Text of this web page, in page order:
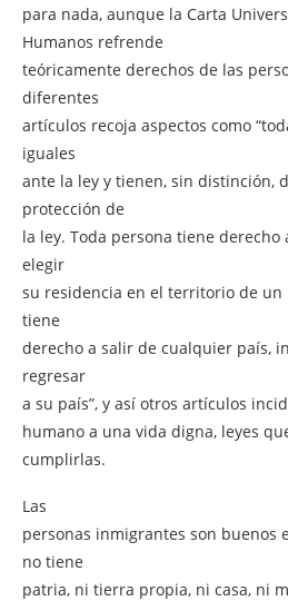
para nada, aunque la Carta
Humanos refrende
teóricamente derechos de las
diferentes
artículos recoja aspectos como
iguales
ante la ley y tienen, sin distinción,
protección de
la ley. Toda persona tiene
elegir
su residencia en el territorio de un
tiene
derecho a salir de cualquier país,
regresar
a su país”, y así otros artículos
humano a una vida digna, leyes
cumplirlas.
Las
personas inmigrantes son buenos
no tiene
patria, ni tierra propia, ni casa, ni